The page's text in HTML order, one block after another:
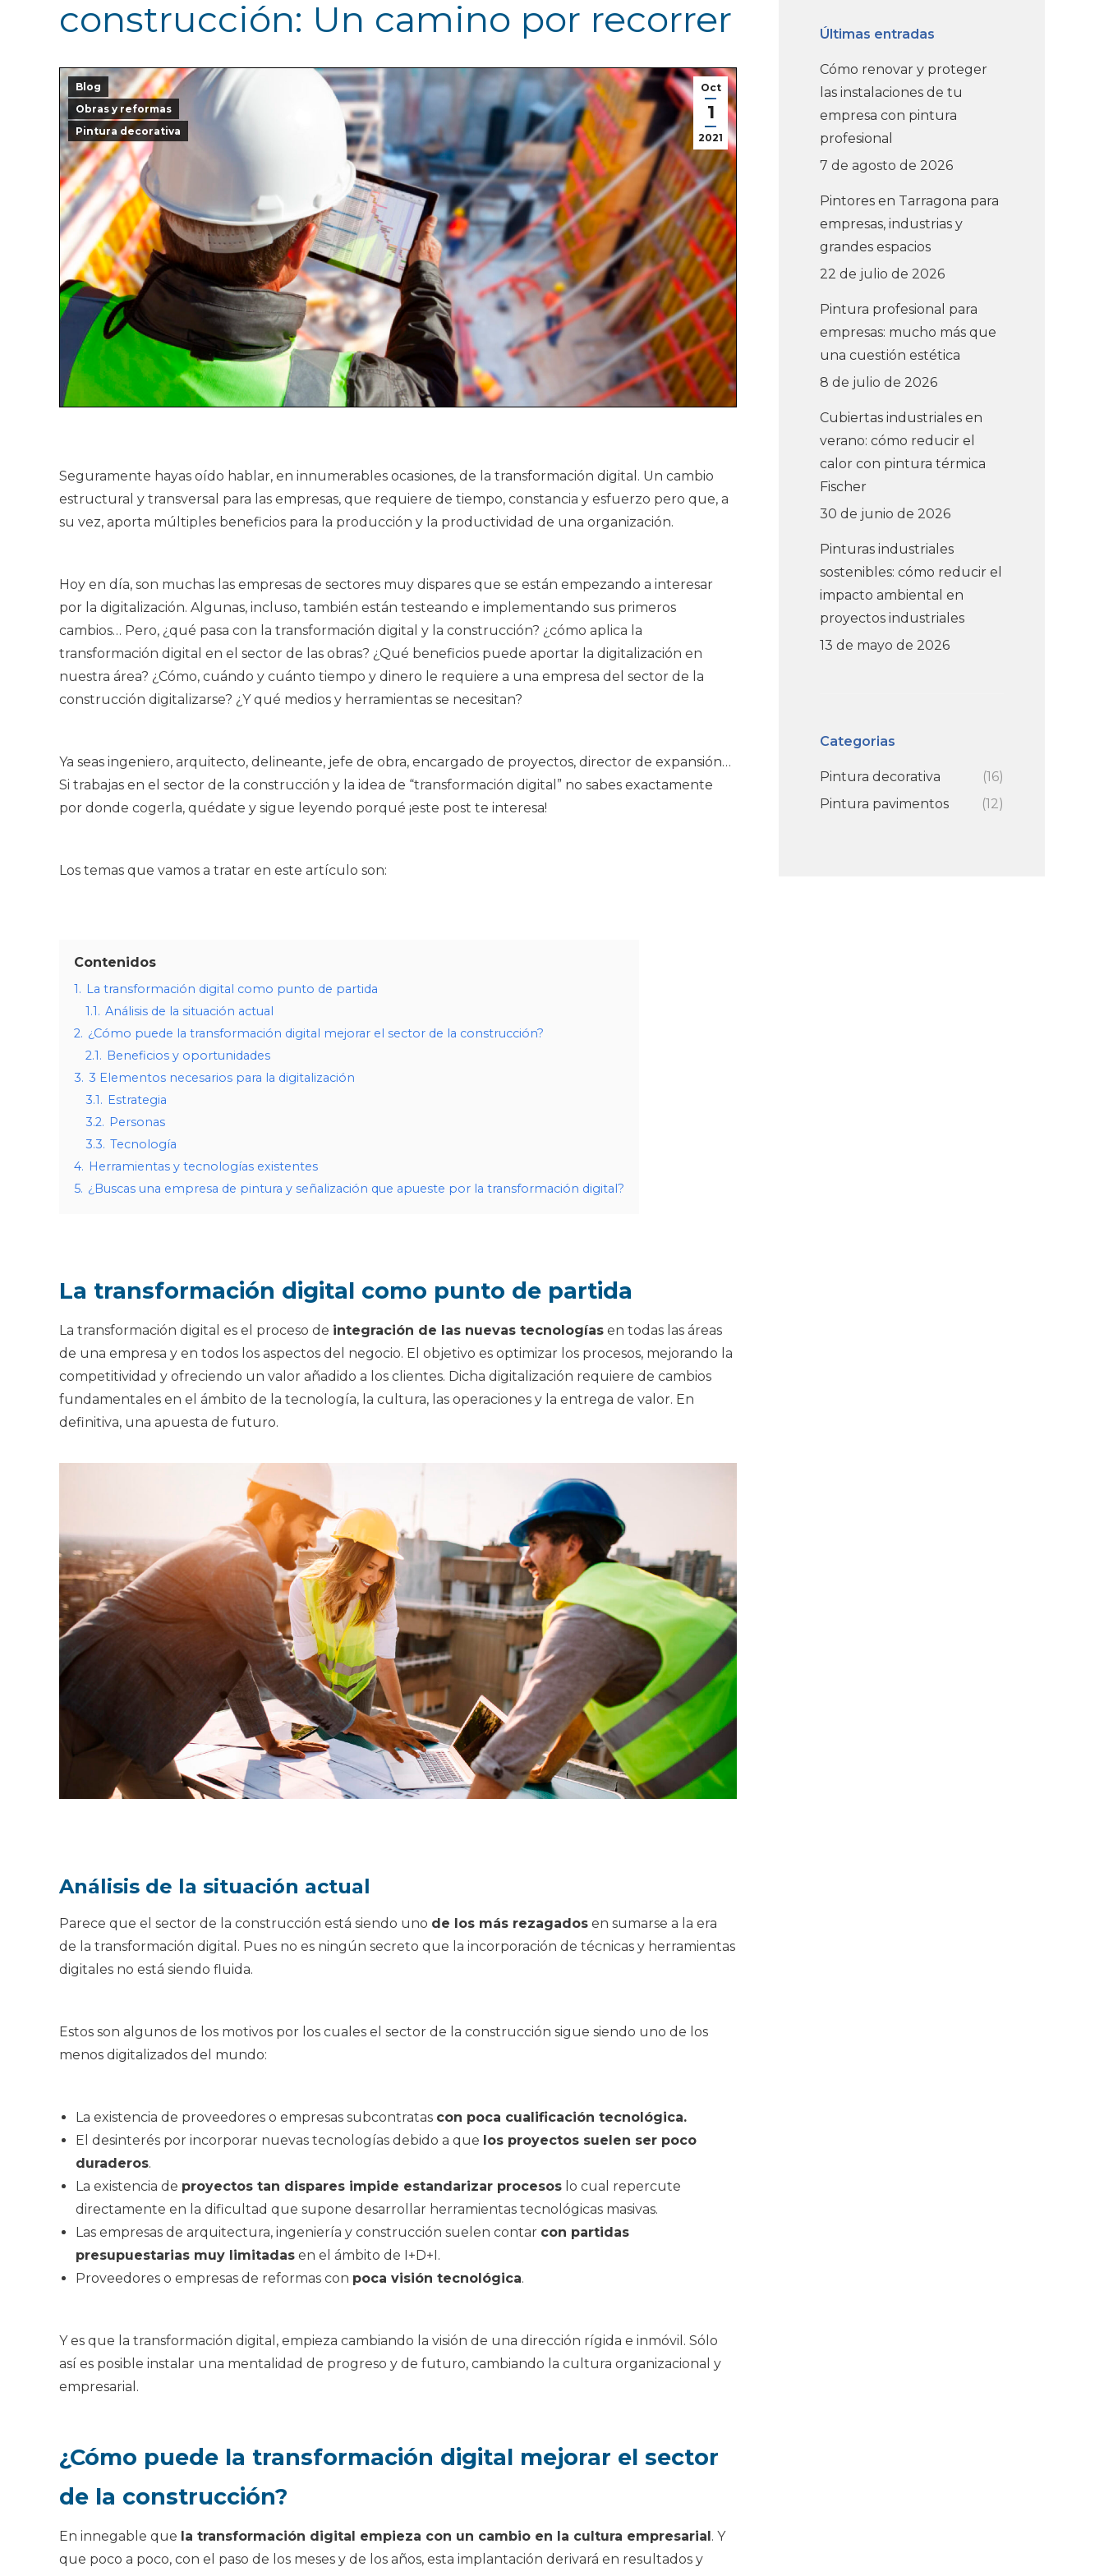
construcción: Un camino por recorrer
Oct
1
2021
Blog
Obras y reformas
Pintura decorativa
Seguramente hayas oído hablar, en innumerables ocasiones, de la transformación digital. Un cambio
estructural y transversal para las empresas, que requiere de tiempo, constancia y esfuerzo pero que, a
su vez, aporta múltiples beneficios para la producción y la productividad de una organización.
Hoy en día, son muchas las empresas de sectores muy dispares que se están empezando a interesar
por la digitalización. Algunas, incluso, también están testeando e implementando sus primeros
cambios… Pero, ¿qué pasa con la transformación digital y la construcción? ¿cómo aplica la
transformación digital en el sector de las obras? ¿Qué beneficios puede aportar la digitalización en
nuestra área? ¿Cómo, cuándo y cuánto tiempo y dinero le requiere a una empresa del sector de la
construcción digitalizarse? ¿Y qué medios y herramientas se necesitan?
Ya seas ingeniero, arquitecto, delineante, jefe de obra, encargado de proyectos, director de expansión…
Si trabajas en el sector de la construcción y la idea de “transformación digital” no sabes exactamente
por donde cogerla, quédate y sigue leyendo porqué ¡este post te interesa!
Los temas que vamos a tratar en este artículo son:
Contenidos
1. La transformación digital como punto de partida
1.1. Análisis de la situación actual
2. ¿Cómo puede la transformación digital mejorar el sector de la construcción?
2.1. Beneficios y oportunidades
3. 3 Elementos necesarios para la digitalización
3.1. Estrategia
3.2. Personas
3.3. Tecnología
4. Herramientas y tecnologías existentes
5. ¿Buscas una empresa de pintura y señalización que apueste por la transformación digital?
La transformación digital como punto de partida
La transformación digital es el proceso de integración de las nuevas tecnologías en todas las áreas
de una empresa y en todos los aspectos del negocio. El objetivo es optimizar los procesos, mejorando la
competitividad y ofreciendo un valor añadido a los clientes. Dicha digitalización requiere de cambios
fundamentales en el ámbito de la tecnología, la cultura, las operaciones y la entrega de valor. En
definitiva, una apuesta de futuro.
Análisis de la situación actual
Parece que el sector de la construcción está siendo uno de los más rezagados en sumarse a la era
de la transformación digital. Pues no es ningún secreto que la incorporación de técnicas y herramientas
digitales no está siendo fluida.
Estos son algunos de los motivos por los cuales el sector de la construcción sigue siendo uno de los
menos digitalizados del mundo:
La existencia de proveedores o empresas subcontratas con poca cualificación tecnológica.
El desinterés por incorporar nuevas tecnologías debido a que los proyectos suelen ser poco
duraderos.
La existencia de proyectos tan dispares impide estandarizar procesos lo cual repercute
directamente en la dificultad que supone desarrollar herramientas tecnológicas masivas.
Las empresas de arquitectura, ingeniería y construcción suelen contar con partidas
presupuestarias muy limitadas en el ámbito de I+D+I.
Proveedores o empresas de reformas con poca visión tecnológica.
Y es que la transformación digital, empieza cambiando la visión de una dirección rígida e inmóvil. Sólo
así es posible instalar una mentalidad de progreso y de futuro, cambiando la cultura organizacional y
empresarial.
¿Cómo puede la transformación digital mejorar el sector
de la construcción?
En innegable que la transformación digital empieza con un cambio en la cultura empresarial. Y
que poco a poco, con el paso de los meses y de los años, esta implantación derivará en resultados y
Últimas entradas
Cómo renovar y proteger
las instalaciones de tu
empresa con pintura
profesional
7 de agosto de 2026
Pintores en Tarragona para
empresas, industrias y
grandes espacios
22 de julio de 2026
Pintura profesional para
empresas: mucho más que
una cuestión estética
8 de julio de 2026
Cubiertas industriales en
verano: cómo reducir el
calor con pintura térmica
Fischer
30 de junio de 2026
Pinturas industriales
sostenibles: cómo reducir el
impacto ambiental en
proyectos industriales
13 de mayo de 2026
Categorias
Pintura decorativa
(16)
Pintura pavimentos
(12)